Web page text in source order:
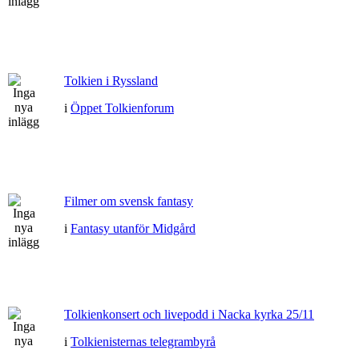
Tolkien i Ryssland
i Öppet Tolkienforum
Filmer om svensk fantasy
i Fantasy utanför Midgård
Tolkienkonsert och livepodd i Nacka kyrka 25/11
i Tolkienisternas telegrambyrå